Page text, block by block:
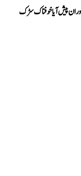
پیش آیا خوفناک سڑک